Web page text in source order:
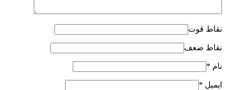
نقاط قوت
نقاط ضعف
نام *
ایمیل *